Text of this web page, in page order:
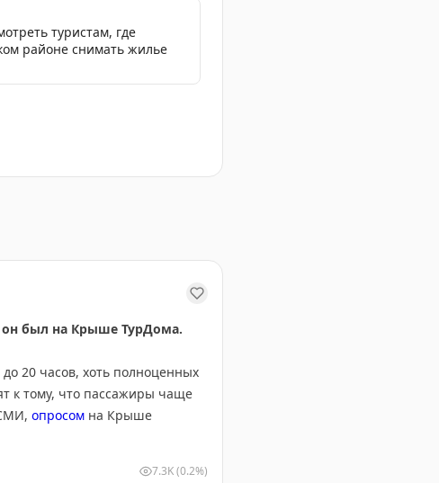
туристам, где
районе снимать жилье
он был на Крыше ТурДома.
20 часов, хоть полноценных
к тому, что пассажиры чаще
опросом на Крыше
7.3K(0.2%)